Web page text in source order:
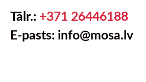
Tālr.: +371 26446188
E-pasts: info@mosa.lv